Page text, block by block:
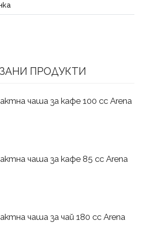
ПРОДУКТИ
чаша за кафе 100 сс Arena
чаша за кафе 85 сс Arena
чаша за чай 180 сс Arena